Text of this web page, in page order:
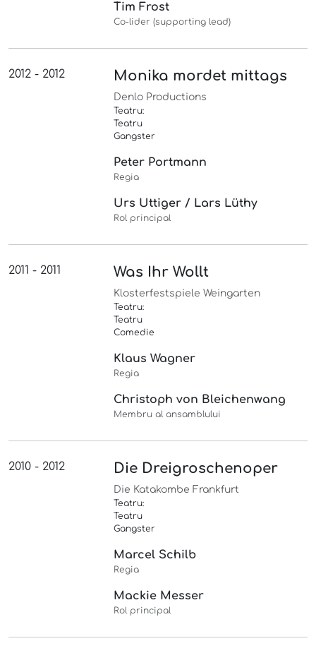
Tim Frost
Co-lider (supporting lead)
2012 - 2012 Monika mordet mittags
Denlo Productions
Teatru:
Teatru
Gangster
Peter Portmann
Regia
Urs Uttiger / Lars Lüthy
Rol principal
2011 - 2011 Was Ihr Wollt
Klosterfestspiele Weingarten
Teatru:
Teatru
Comedie
Klaus Wagner
Regia
Christoph von Bleichenwang
Membru al ansamblului
2010 - 2012 Die Dreigroschenoper
Die Katakombe Frankfurt
Teatru:
Teatru
Gangster
Marcel Schilb
Regia
Mackie Messer
Rol principal